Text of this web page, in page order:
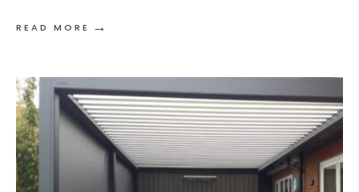
READ MORE →